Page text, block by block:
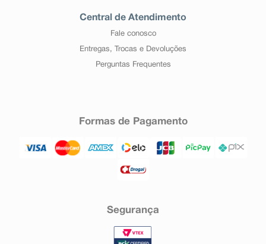
Central de Atendimento
Fale conosco
Entregas, Trocas e Devoluções
Perguntas Frequentes
Formas de Pagamento
Segurança